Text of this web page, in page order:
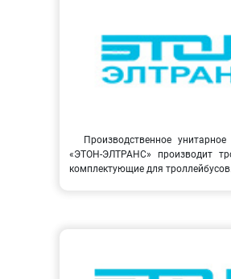
Производственное унитарное
«ЭТОН-ЭЛТРАНС» производит
комплектующие для троллейбусов.